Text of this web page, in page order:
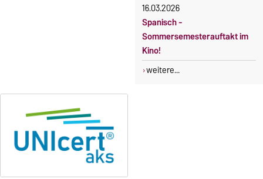
16.03.2026
Spanisch -
Sommersemesterauftakt im
Kino!
weitere...